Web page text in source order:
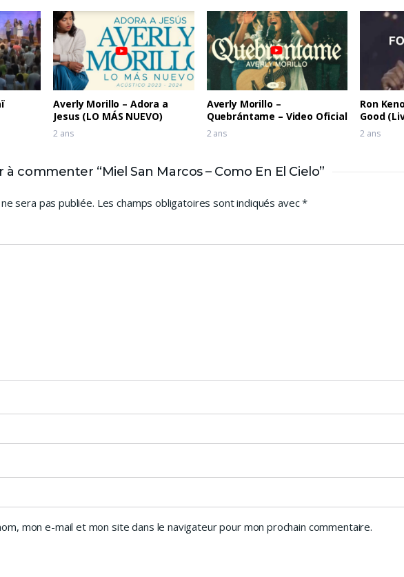
Averly Morillo – Adora a
Jesus (LO MÁS NUEVO)
2 ans
Averly Morillo –
Quebrántame – Video Oficial
2 ans
Ron
Good
2 ans
commenter “Miel San Marcos – Como En El Cielo”
sera pas publiée. Les champs obligatoires sont indiqués avec*
mon e-mail et mon site dans le navigateur pour mon prochain commentaire.